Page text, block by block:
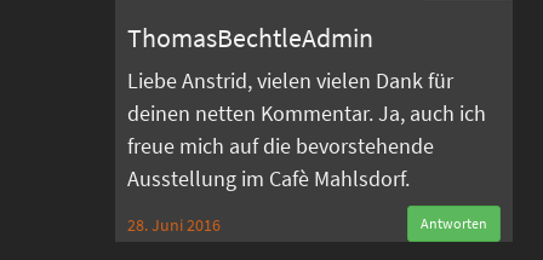
ThomasBechtleAdmin
Liebe Anstrid, vielen vielen Dank für
deinen netten Kommentar. Ja, auch ich
freue mich auf die bevorstehende
Ausstellung im Cafè Mahlsdorf.
28. Juni 2016 Antworten